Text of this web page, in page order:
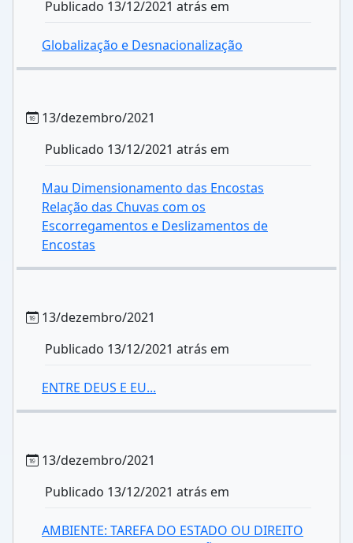
Publicado 13/12/2021 atrás em
Globalização e Desnacionalização
13/dezembro/2021
Publicado 13/12/2021 atrás em
Mau Dimensionamento das Encostas
Relação das Chuvas com os
Escorregamentos e Deslizamentos de
Encostas
13/dezembro/2021
Publicado 13/12/2021 atrás em
ENTRE DEUS E EU...
13/dezembro/2021
Publicado 13/12/2021 atrás em
AMBIENTE: TAREFA DO ESTADO OU DIREITO